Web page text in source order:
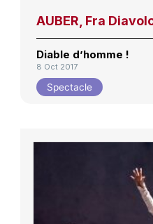
AUBER, Fra
Diable d’homme !
8 Oct 2017
Spectacle